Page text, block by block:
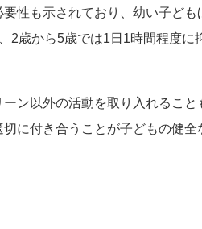
性も示されており、幼い子ども
2歳から5歳では1日1時間程度に
ン以外の活動を取り入れること
に付き合うことが子どもの健